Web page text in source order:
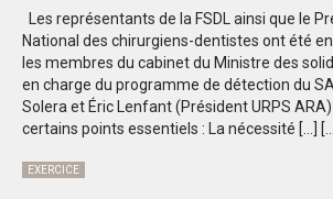
Les représentants de la FSDL ainsi que le
National des chirurgiens-dentistes ont été
les membres du cabinet du Ministre des
en charge du programme de détection du
Solera et Éric Lenfant (Président URPS
certains points essentiels : La nécessité […]
[...]
EXERCICE